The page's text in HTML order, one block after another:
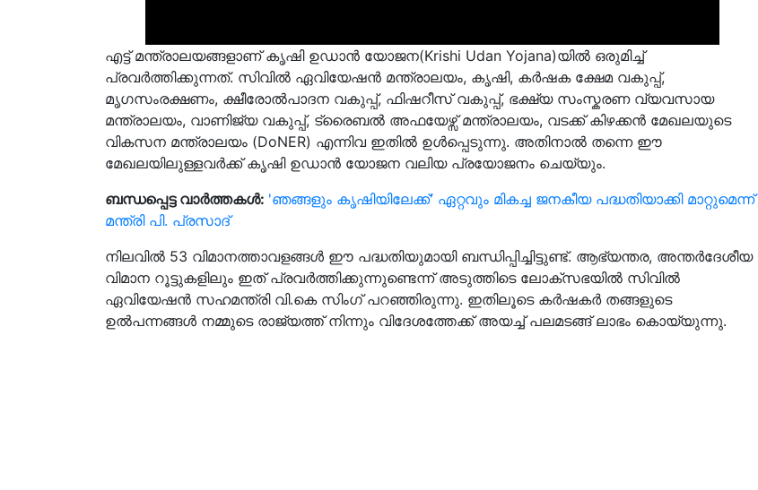
എട്ട് മന്ത്രാലയങ്ങളാണ് കൃഷി ഉഡാൻ യോജന(Krishi Udan Yojana)യിൽ ഒരുമിച്ച്
പ്രവർത്തിക്കുന്നത്. സിവിൽ ഏവിയേഷൻ മന്ത്രാലയം, കൃഷി, കർഷക ക്ഷേമ വകുപ്പ്,
മൃഗസംരക്ഷണം, ക്ഷീരോൽപാദന വകുപ്പ്, ഫിഷറീസ് വകുപ്പ്, ഭക്ഷ്യ സംസ്കരണ വ്യവസായ
മന്ത്രാലയം, വാണിജ്യ വകുപ്പ്, ട്രൈബൽ അഫയേഴ്സ് മന്ത്രാലയം, വടക്ക് കിഴക്കൻ മേഖലയുടെ
വികസന മന്ത്രാലയം (DoNER) എന്നിവ ഇതിൽ ഉൾപ്പെടുന്നു. അതിനാൽ തന്നെ ഈ
മേഖലയിലുള്ളവർക്ക് കൃഷി ഉഡാൻ യോജന വലിയ പ്രയോജനം ചെയ്യും.
ബന്ധപ്പെട്ട വാർത്തകൾ: 'ഞങ്ങളും കൃഷിയിലേക്ക്' ഏറ്റവും മികച്ച ജനകീയ പദ്ധതിയാക്കി മാറ്റുമെന്ന്
മന്ത്രി പി. പ്രസാദ്
നിലവിൽ 53 വിമാനത്താവളങ്ങൾ ഈ പദ്ധതിയുമായി ബന്ധിപ്പിച്ചിട്ടുണ്ട്. ആഭ്യന്തര, അന്തർദേശീയ
വിമാന റൂട്ടുകളിലും ഇത് പ്രവർത്തിക്കുന്നുണ്ടെന്ന് അടുത്തിടെ ലോക്‌സഭയിൽ സിവിൽ
ഏവിയേഷൻ സഹമന്ത്രി വി.കെ സിംഗ് പറഞ്ഞിരുന്നു. ഇതിലൂടെ കർഷകർ തങ്ങളുടെ
ഉൽപന്നങ്ങൾ നമ്മുടെ രാജ്യത്ത് നിന്നും വിദേശത്തേക്ക് അയച്ച് പലമടങ്ങ് ലാഭം കൊയ്യുന്നു.